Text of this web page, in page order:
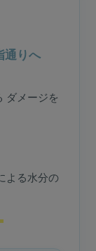
通りへ
ダメージを
よる水分の